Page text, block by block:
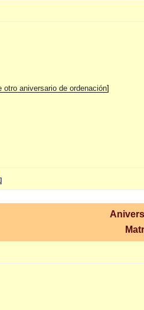
otro aniversario de ordenación]